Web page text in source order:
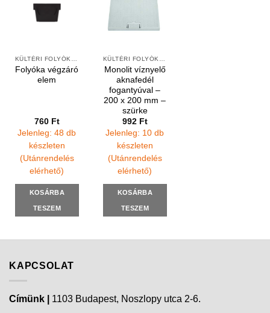
KÜLTÉRI FOLYÓKÁK ÉS ELEMEK
Folyóka végzáró
elem
760 Ft
Jelenleg: 48 db
készleten
(Utánrendelés
elérhető)
KOSÁRBA
TESZEM
KÜLTÉRI FOLYÓKÁK ÉS VÍZNYELŐK
Monolit víznyelő
aknafedél
fogantyúval –
200 x 200 mm –
szürke
992 Ft
Jelenleg: 10 db
készleten
(Utánrendelés
elérhető)
KOSÁRBA
TESZEM
KAPCSOLAT
Címünk | 1103 Budapest, Noszlopy utca 2-6.